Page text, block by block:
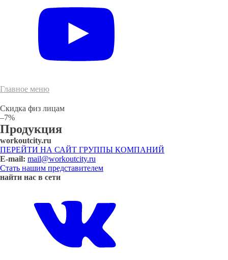
Главное меню
Cкидка физ лицам
–7%
Продукция
workoutcity.ru
ПЕРЕЙТИ НА САЙТ ГРУППЫ КОМПАНИЙ
E-mail: mail@workoutcity.ru
Стать нашим представителем
найти нас в сети